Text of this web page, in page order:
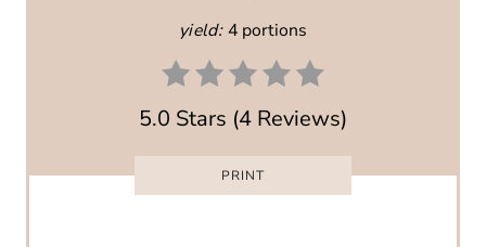
yield: 4 portions
5.0 Stars (4 Reviews)
PRINT